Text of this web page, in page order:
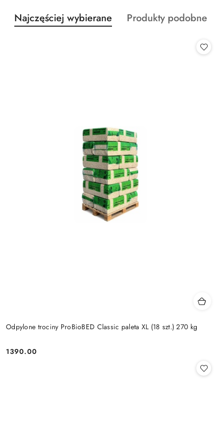
Pomiń karuzelę produktów
Produkty
o
Najczęściej wybierane
Produkty
Produkty podobne
Odpylone trociny ProBioBED Classic paleta XL (18 szt.) 270 kg
Cena:
1390.00